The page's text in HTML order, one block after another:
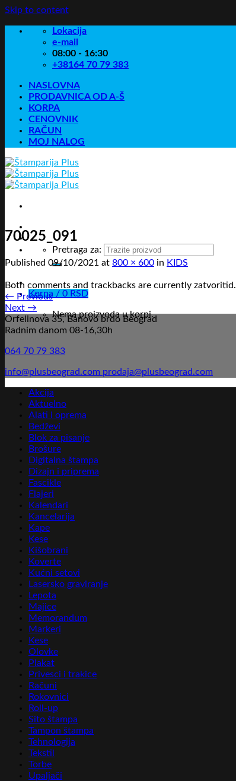
Skip to content
Lokacija
e-mail
08:00 - 16:30
+38164 70 79 383
NASLOVNA
PRODAVNICA OD A-Š
KORPA
CENOVNIK
RAČUN
MOJ NALOG
Pretraga za:
Korpa / 0 RSD
Nema proizvoda u korpi.
70025_091
Published 09/10/2021 at 800 × 600 in KIDS
Both comments and trackbacks are currently zatvoritid.
← Previous
Next →
Orfelinova 35, Banovo brdo Beograd
Radnim danom 08-16,30h
064 70 79 383
info@plusbeograd.com prodaja@plusbeograd.com
Akcija
Aktuelno
Alati i oprema
Bedževi
Blok za pisanje
Brošure
Digitalna štampa
Dizajn i priprema
Fascikle
Flajeri
Kalendari
Kancelarija
Kape
Kese
Kišobrani
Koverte
Kućni setovi
Lasersko graviranje
Lepota
Majice
Memorandum
Markeri
Kese
Olovke
Plakat
Privesci i trakice
Računi
Rokovnici
Roll-up
Sito štampa
Tampon štampa
Tehnologija
Tekstil
Torbe
Upaljači